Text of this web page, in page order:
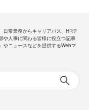
日常業務からキャリアパス、HRテ
や人事に関わる皆様に役立つ記事
やニュースなどを提供するWebマ